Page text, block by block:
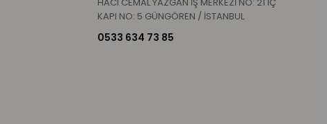
HACI CEMAL YAZGAN İŞ MERKEZİ NO: 21 İÇ
KAPI NO: 5 GÜNGÖREN / İSTANBUL
0533 634 73 85